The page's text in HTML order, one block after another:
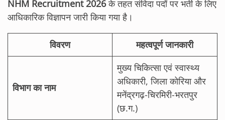
NHM Recruitment 2026के तहत संविदा पदों पर भर्ती के लिए
आधिकारिक विज्ञापन जारी किया गया है।
विवरण महत्वपूर्ण जानकारी
विभाग का नाम
मुख्य चिकित्सा एवं स्वास्थ्य
अधिकारी, जिला कोरिया और
मनेंद्रगढ़-चिरमिरी-भरतपुर
(छ.ग.)